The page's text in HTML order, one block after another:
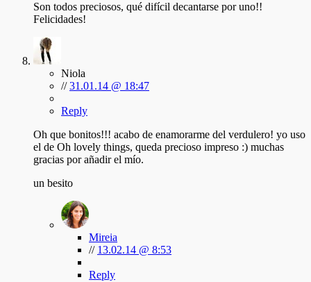
Son todos preciosos, qué difícil decantarse por uno!!
Felicidades!
Niola
//31.01.14 @ 18:47
Reply
Oh que bonitos!!! acabo de enamorarme del verdulero! yo uso
el de Oh lovely things, queda precioso impreso :) muchas
gracias por añadir el mío.
un besito
Mireia
// 13.02.14 @ 8:53
Reply